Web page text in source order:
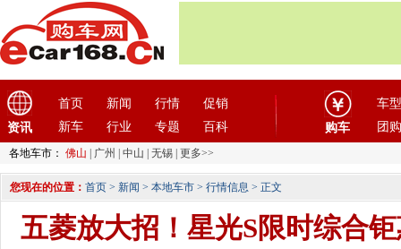
资讯
首页 新闻 行情
促销
新车
行业 专题 百科 购车
车型
团购
各地车市： 佛山 广州 中山 无锡 更多>>
您现在的位置： 首页 > 新闻 > 本地车市 > 行情信息 > 正文
五菱放大招！星光S限时综合